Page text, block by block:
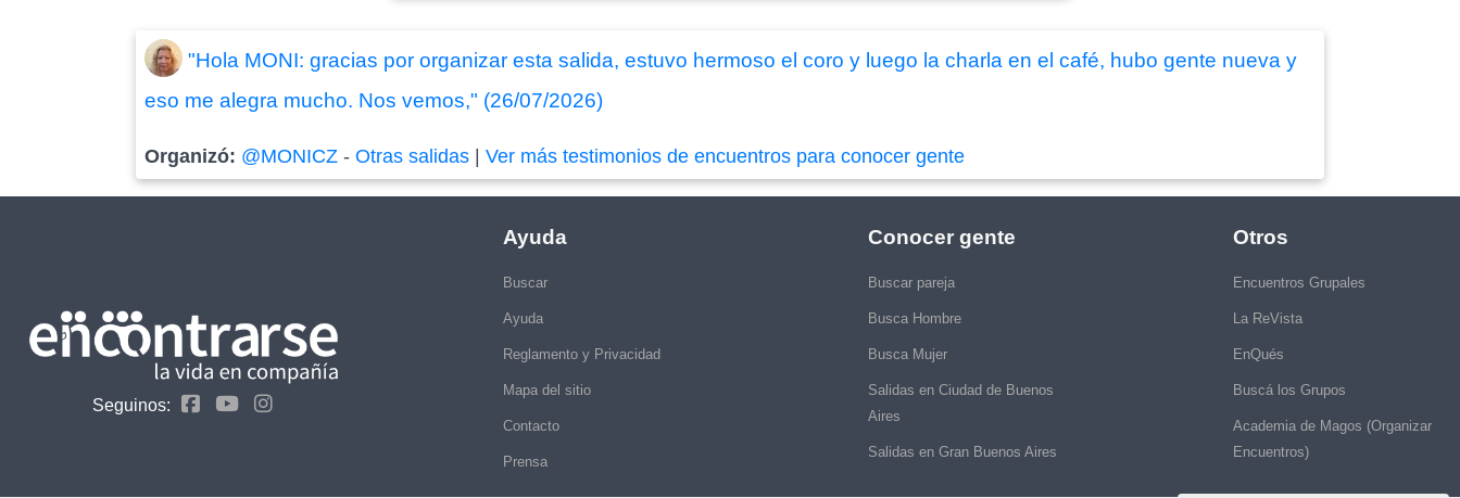
"Hola MONI: gracias por organizar esta salida, estuvo hermoso el coro y luego la charla en el café, hubo gente nueva y
eso me alegra mucho. Nos vemos," (26/07/2026)
Organizó: @MONICZ -Otras salidas |Ver más testimonios de encuentros para conocer gente
Seguinos:
Ayuda
Buscar
Ayuda
Reglamento y Privacidad
Mapa del sitio
Contacto
Prensa
Conocer gente
Buscar pareja
Busca Hombre
Busca Mujer
Salidas en Ciudad de Buenos
Aires
Salidas en Gran Buenos Aires
Otros
Encuentros Grupales
La ReVista
EnQués
Buscá los Grupos
Academia de Magos (Organizar
Encuentros)